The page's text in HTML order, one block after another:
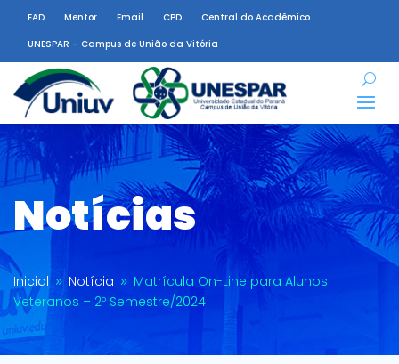
EAD Mentor Email CPD
Central do Acadêmico
UNESPAR – Campus de União da Vitória
Notícias
Inicial 9 Notícia 9 Matrícula On-Line para Alunos
Veteranos – 2º Semestre/2024